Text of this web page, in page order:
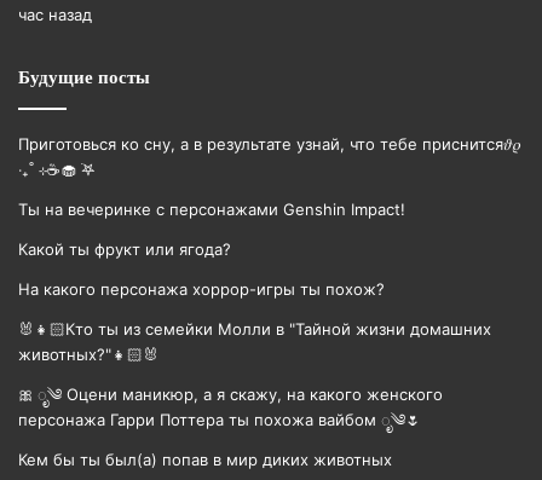
час назад
Будущие посты
Приготовься ко сну, а в результате узнай, что тебе приснится𝜗𝜚
‧₊˚ ⊹☕️🧁 ࣪𖤐
Ты на вечеринке с персонажами Genshin Impact!
Какой ты фрукт или ягода?
На какого персонажа хоррор-игры ты похож?
🐰👧🏻Кто ты из семейки Молли в "Тайной жизни домашних
животных?"👧🏻🐰
🎀 ೃ༄ Оцени маникюр, а я скажу, на какого женского
персонажа Гарри Поттера ты похожа вайбом ೃ༄🌷
Кем бы ты был(а) попав в мир диких животных